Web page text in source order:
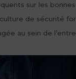
sur les
de sécurité
au sein de